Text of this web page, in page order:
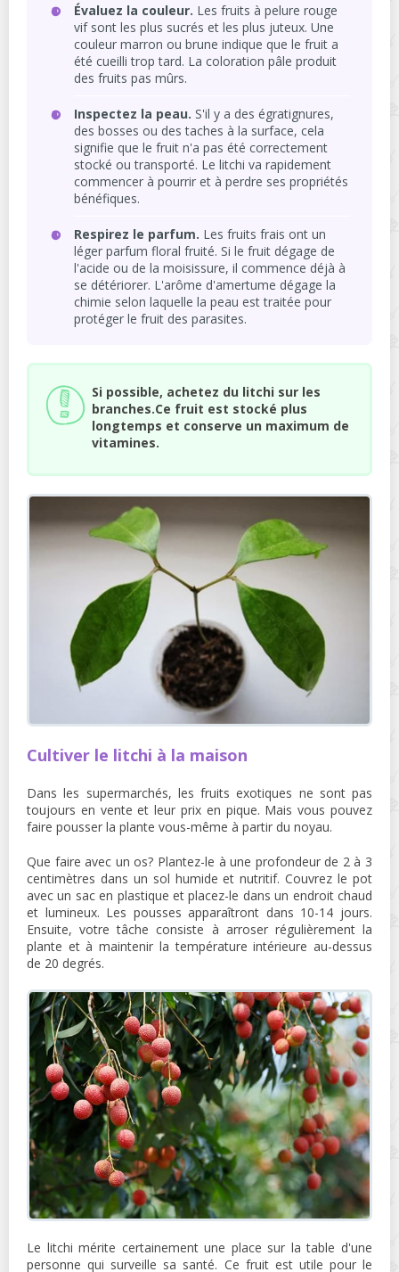
Évaluez la couleur. Les fruits à pelure rouge
vif sont les plus sucrés et les plus juteux. Une
couleur marron ou brune indique que le fruit a
été cueilli trop tard. La coloration pâle produit
des fruits pas mûrs.
Inspectez la peau. S'il y a des égratignures,
des bosses ou des taches à la surface, cela
signifie que le fruit n'a pas été correctement
stocké ou transporté. Le litchi va rapidement
commencer à pourrir et à perdre ses propriétés
bénéfiques.
Respirez le parfum. Les fruits frais ont un
léger parfum floral fruité. Si le fruit dégage de
l'acide ou de la moisissure, il commence déjà à
se détériorer. L'arôme d'amertume dégage la
chimie selon laquelle la peau est traitée pour
protéger le fruit des parasites.
Si possible, achetez du litchi sur les
branches.Ce fruit est stocké plus
longtemps et conserve un maximum de
vitamines.
Cultiver le litchi à la maison
Dans les supermarchés, les fruits exotiques ne sont pas
toujours en vente et leur prix en pique. Mais vous pouvez
faire pousser la plante vous-même à partir du noyau.
Que faire avec un os? Plantez-le à une profondeur de 2 à 3
centimètres dans un sol humide et nutritif. Couvrez le pot
avec un sac en plastique et placez-le dans un endroit chaud
et lumineux. Les pousses apparaîtront dans 10-14 jours.
Ensuite, votre tâche consiste à arroser régulièrement la
plante et à maintenir la température intérieure au-dessus
de 20 degrés.
Le litchi mérite certainement une place sur la table d'une
personne qui surveille sa santé. Ce fruit est utile pour le